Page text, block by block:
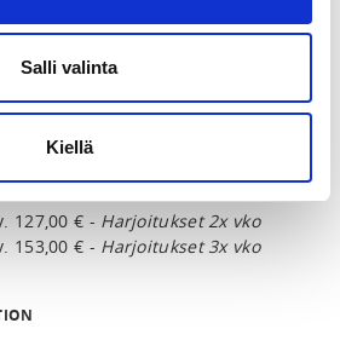
Salli valinta
Kiellä
127,00 € - Harjoitukset 2x vko
153,00 € - Harjoitukset 3x vko